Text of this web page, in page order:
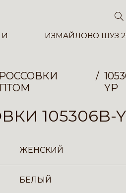
ИЗМАЙЛОВО ШУЗ
YP
105306B-
ЖЕНСКИЙ
БЕЛЫЙ